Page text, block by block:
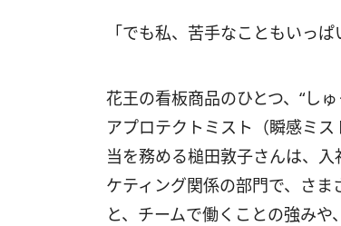
「でも私、苦手なこともいっぱ
花王の看板商品のひとつ、“し
アプロテクトミスト（瞬感ミ
当を務める槌田敦子さんは、
ケティング関係の部門で、さ
と、チームで働くことの強みや